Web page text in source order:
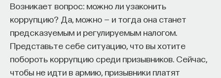
Возникает вопрос: можно ли узаконить
коррупцию? Да, можно — и тогда она станет
предсказуемым и регулируемым налогом.
Представьте себе ситуацию, что вы хотите
побороть коррупцию среди призывников. Сейчас,
чтобы не идти в армию, призывники платят